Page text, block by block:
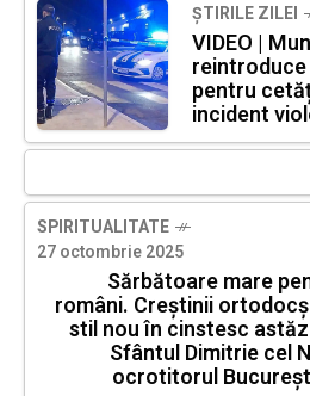
ȘTIRILE ZILEI
VIDEO |
pentru
incident
SPIRITUALITATE
27 octombrie 2025
Sărbătoare mare
români. Creștinii
stil nou în cinstesc
Sfântul Dimitrie cel
ocrotitorul